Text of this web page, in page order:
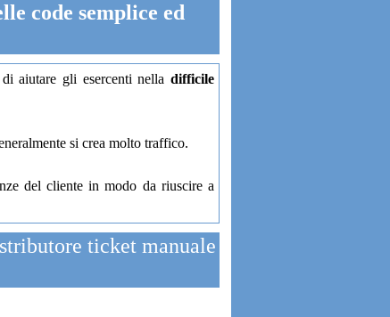
code semplice ed
aiutare gli esercenti nelladifficile
si crea molto traffico.
del cliente in modo da riuscire a
ticket manuale